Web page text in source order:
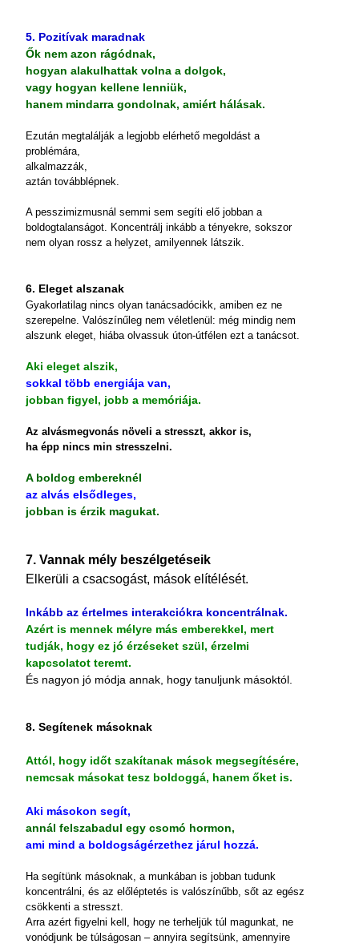
5. Pozitívak maradnak
Ők nem azon rágódnak,
hogyan alakulhattak volna a dolgok,
vagy hogyan kellene lenniük,
hanem mindarra gondolnak, amiért hálásak.
Ezután megtalálják a legjobb elérhető megoldást a
problémára,
alkalmazzák,
aztán továbblépnek.
A pesszimizmusnál semmi sem segíti elő jobban a
boldogtalanságot. Koncentrálj inkább a tényekre, sokszor
nem olyan rossz a helyzet, amilyennek látszik.
6. Eleget alszanak
Gyakorlatilag nincs olyan tanácsadócikk, amiben ez ne
szerepelne. Valószínűleg nem véletlenül: még mindig nem
alszunk eleget, hiába olvassuk úton-útfélen ezt a tanácsot.
Aki eleget alszik,
sokkal több energiája van,
jobban figyel, jobb a memóriája.
Az alvásmegvonás növeli a stresszt, akkor is,
ha épp nincs min stresszelni.
A boldog embereknél
az alvás elsődleges,
jobban is érzik magukat.
7. Vannak mély beszélgetéseik
Elkerüli a csacsogást, mások elítélését.
Inkább az értelmes interakciókra koncentrálnak.
Azért is mennek mélyre más emberekkel, mert
tudják, hogy ez jó érzéseket szül, érzelmi
kapcsolatot teremt.
És nagyon jó módja annak, hogy tanuljunk másoktól.
8. Segítenek másoknak
Attól, hogy időt szakítanak mások megsegítésére,
nemcsak másokat tesz boldoggá, hanem őket is.
Aki másokon segít,
annál felszabadul egy csomó hormon,
ami mind a boldogságérzethez járul hozzá.
Ha segítünk másoknak, a munkában is jobban tudunk
koncentrálni, és az előléptetés is valószínűbb, sőt az egész
csökkenti a stresszt.
Arra azért figyelni kell, hogy ne terheljük túl magunkat, ne
vonódjunk be túlságosan – annyira segítsünk, amennyire